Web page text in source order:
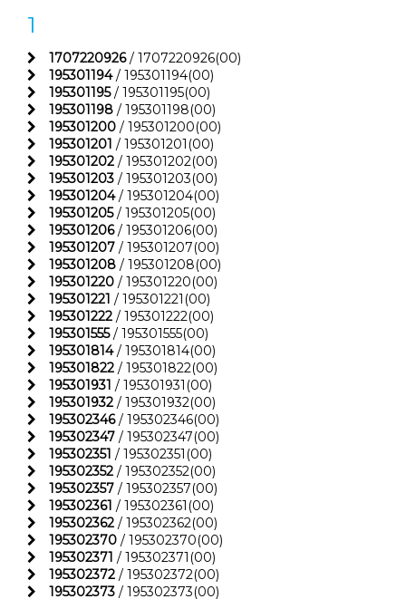
1
1707220926/ 1707220926(00)
195301194/ 195301194(00)
195301195/ 195301195(00)
195301198 / 195301198(00)
195301200 / 195301200(00)
195301201 / 195301201(00)
195301202 / 195301202(00)
195301203 / 195301203(00)
195301204/ 195301204(00)
195301205/ 195301205(00)
195301206/ 195301206(00)
195301207 / 195301207(00)
195301208 / 195301208(00)
195301220 / 195301220(00)
195301221 / 195301221(00)
195301222 / 195301222(00)
195301555/ 195301555(00)
195301814/ 195301814(00)
195301822 / 195301822(00)
195301931 / 195301931(00)
195301932 / 195301932(00)
195302346/ 195302346(00)
195302347 / 195302347(00)
195302351 / 195302351(00)
195302352 / 195302352(00)
195302357 / 195302357(00)
195302361 / 195302361(00)
195302362 / 195302362(00)
195302370 / 195302370(00)
195302371 / 195302371(00)
195302372 / 195302372(00)
195302373 / 195302373(00)